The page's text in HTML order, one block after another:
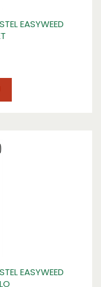
EASYWEED
EASYWEED